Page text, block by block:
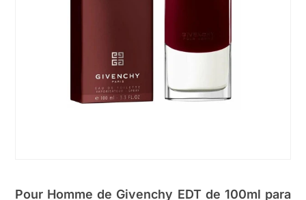
Pour Homme de Givenchy EDT de 100ml para